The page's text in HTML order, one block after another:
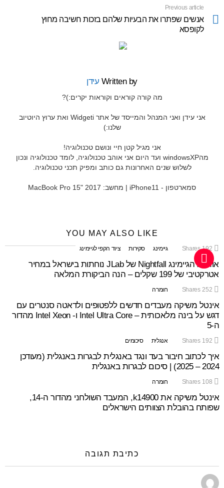
more
Previous article
אנשים שפתרו את הבעיות שלהם בזכות חשיבה מחוץ
לקופסא
Written by עידן
מה קורה קוראים וקוראות יקרים:)?
אני עידן ואני המנהל והמייסד של אתר Widgeti ואת ערוץ היוטיוב
שלנו:)
אני מגיל קטן חיי ונושם טכנולוגיה!
מהwindowsXP ועד היום אני אוהב טכנולוגיה, לומד טכנולוגיה ונכון
לשלוש שנים האחרונות גם כותב ומפיק תכני טכנולוגיה.
סמארטפון - iPhone11 | מחשב: MacBook Pro 15" 2017
YOU MAY ALSO LIKE
192
Shares גיימינג סקירות ציוד הקפי לגיימינג
אוזניות הגיימינג Nightfall של JLab נוחתות בישראל במחיר
אטרקטיבי של 199 שקלים – הנה הביקורת המלאה
252
Shares חומרה
אינטל משיקה מעבדים חדשים ללפטופים ולדאטה סנטרים עם
דגש על בינה מלאכותית – Intel Ultra Core ו- Intel Xeon מהדור
ה-5
192
Shares אנגלית סיכומים
איך לכתוב חיבור בעד ונגד באנגלית לבגרות באנגלית (מעודכן
2024 – 2025) | סיכום לבגרות באנגלית
108
Shares חומרה
אינטל משיקה את k14900, המעבד השולחני מהדור ה-14,
שפותח בהובלת הצוותים הישראלים
כתיבת תגובה